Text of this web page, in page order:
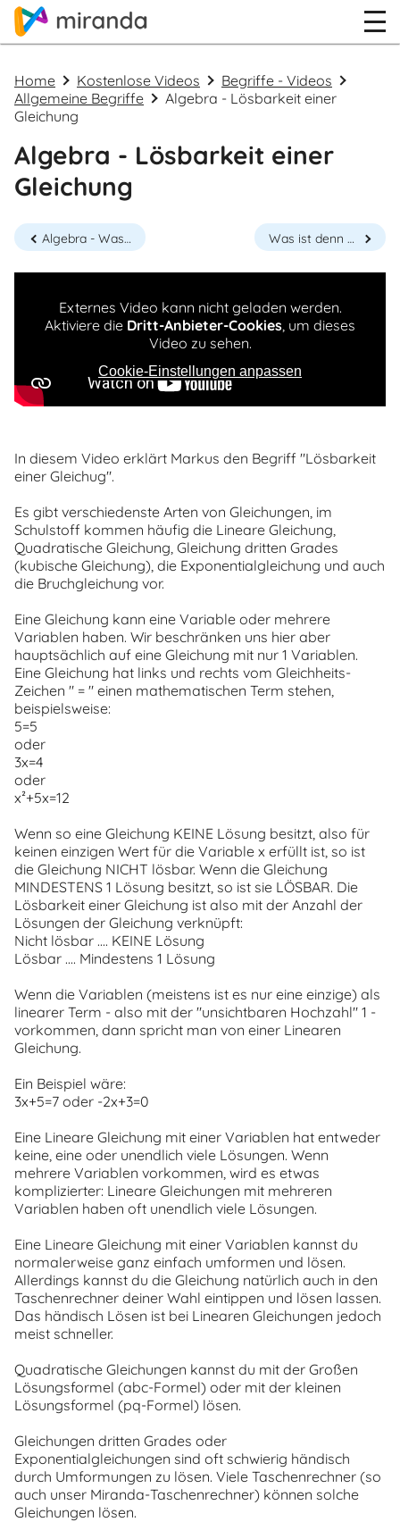
Home Kostenlose Videos
Begriffe - Videos
Allgemeine Begriffe
Algebra - Lösbarkeit einer
Gleichung
Algebra - Lösbarkeit einer
Gleichung
Algebra - Was ist denn eigentlich eine Gleichung? Was ist denn eigentlich eine Formel?
Externes Video kann nicht geladen werden.
Aktiviere die Dritt-Anbieter-Cookies, um dieses
Video zu sehen.
Cookie-Einstellungen anpassen
In diesem Video erklärt Markus den Begriff "Lösbarkeit
einer Gleichug".
Es gibt verschiedenste Arten von Gleichungen, im
Schulstoff kommen häufig die Lineare Gleichung,
Quadratische Gleichung, Gleichung dritten Grades
(kubische Gleichung), die Exponentialgleichung und auch
die Bruchgleichung vor.
Eine Gleichung kann eine Variable oder mehrere
Variablen haben. Wir beschränken uns hier aber
hauptsächlich auf eine Gleichung mit nur 1 Variablen.
Eine Gleichung hat links und rechts vom Gleichheits-
Zeichen " = " einen mathematischen Term stehen,
beispielsweise:
5=5
oder
3x=4
oder
x²+5x=12
Wenn so eine Gleichung KEINE Lösung besitzt, also für
keinen einzigen Wert für die Variable x erfüllt ist, so ist
die Gleichung NICHT lösbar. Wenn die Gleichung
MINDESTENS 1 Lösung besitzt, so ist sie LÖSBAR. Die
Lösbarkeit einer Gleichung ist also mit der Anzahl der
Lösungen der Gleichung verknüpft:
Nicht lösbar .... KEINE Lösung
Lösbar .... Mindestens 1 Lösung
Wenn die Variablen (meistens ist es nur eine einzige) als
linearer Term - also mit der "unsichtbaren Hochzahl" 1 -
vorkommen, dann spricht man von einer Linearen
Gleichung.
Ein Beispiel wäre:
3x+5=7 oder -2x+3=0
Eine Lineare Gleichung mit einer Variablen hat entweder
keine, eine oder unendlich viele Lösungen. Wenn
mehrere Variablen vorkommen, wird es etwas
komplizierter: Lineare Gleichungen mit mehreren
Variablen haben oft unendlich viele Lösungen.
Eine Lineare Gleichung mit einer Variablen kannst du
normalerweise ganz einfach umformen und lösen.
Allerdings kannst du die Gleichung natürlich auch in den
Taschenrechner deiner Wahl eintippen und lösen lassen.
Das händisch Lösen ist bei Linearen Gleichungen jedoch
meist schneller.
Quadratische Gleichungen kannst du mit der Großen
Lösungsformel (abc-Formel) oder mit der kleinen
Lösungsformel (pq-Formel) lösen.
Gleichungen dritten Grades oder
Exponentialgleichungen sind oft schwierig händisch
durch Umformungen zu lösen. Viele Taschenrechner (so
auch unser Miranda-Taschenrechner) können solche
Gleichungen lösen.